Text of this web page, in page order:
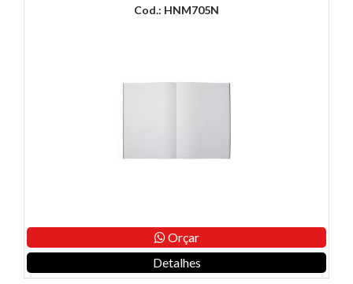
Cod.: HNM705N
Orçar
Detalhes